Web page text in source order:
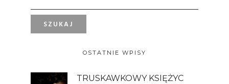
OSTATNIE WPISY
TRUSKAWKOWY KSIĘŻYC